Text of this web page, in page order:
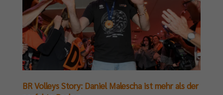
BR Volleys Story: Daniel Malescha ist mehr als der